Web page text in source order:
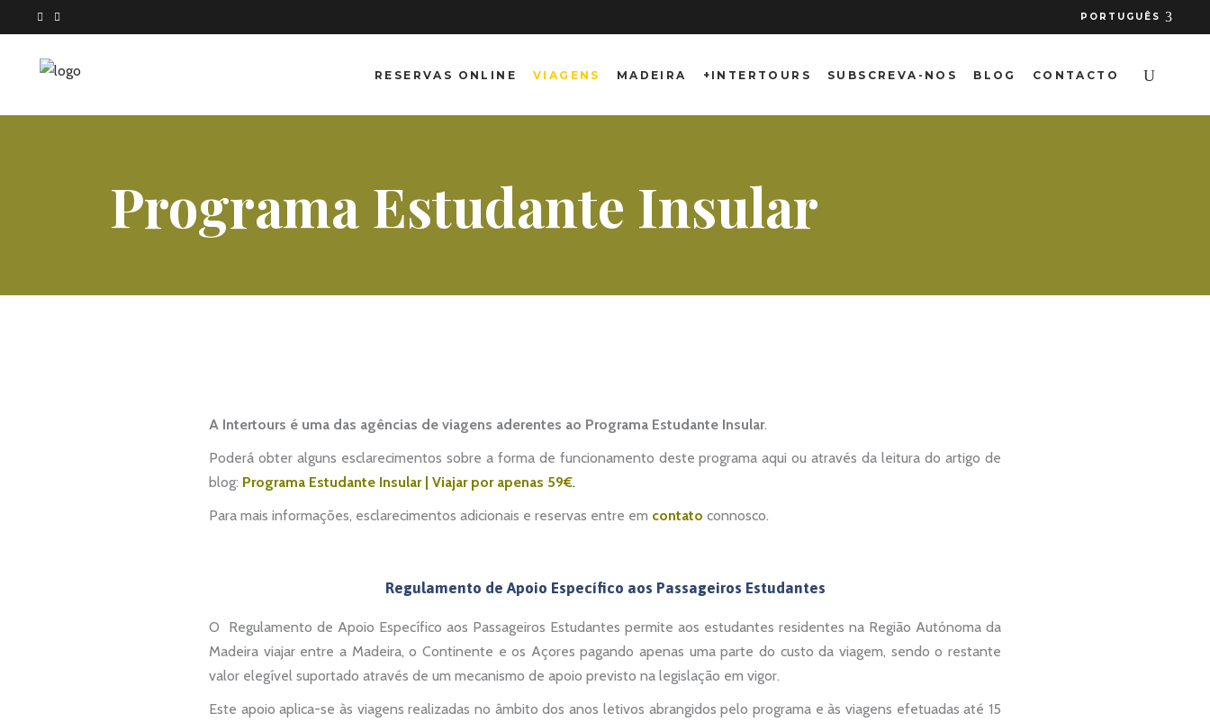
PORTUGUÊS
RESERVAS ONLINE VIAGENS MADEIRA +INTERTOURS SUBSCREVA-NOS BLOG CONTACTO
Programa Estudante Insular
A Intertours é uma das agências de viagens aderentes ao Programa Estudante Insular.
Poderá obter alguns esclarecimentos sobre a forma de funcionamento deste programa aqui ou através da leitura do artigo de
blog: Programa Estudante Insular | Viajar por apenas 59€.
Para mais informações, esclarecimentos adicionais e reservas entre em contato connosco.
Regulamento de Apoio Específico aos Passageiros Estudantes
O Regulamento de Apoio Específico aos Passageiros Estudantes permite aos estudantes residentes na Região Autónoma da
Madeira viajar entre a Madeira, o Continente e os Açores pagando apenas uma parte do custo da viagem, sendo o restante
valor elegível suportado através de um mecanismo de apoio previsto na legislação em vigor.
Este apoio aplica-se às viagens realizadas no âmbito dos anos letivos abrangidos pelo programa e às viagens efetuadas até 15